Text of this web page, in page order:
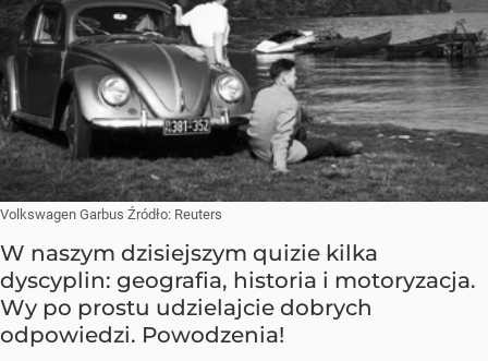
Volkswagen Garbus Źródło: Reuters
W naszym dzisiejszym quizie kilka
dyscyplin: geografia, historia i motoryzacja.
Wy po prostu udzielajcie dobrych
odpowiedzi. Powodzenia!